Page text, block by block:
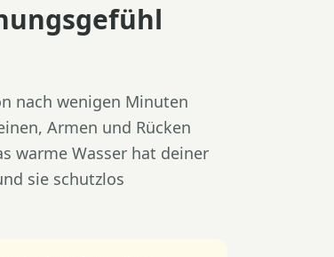
nach wenigen Minuten
Armen und Rücken
warme Wasser hat deiner
sie schutzlos